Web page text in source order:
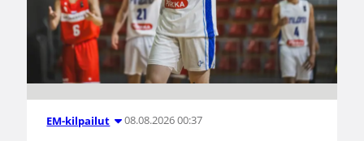
EM-kilpailut 08.08.2026 00:37